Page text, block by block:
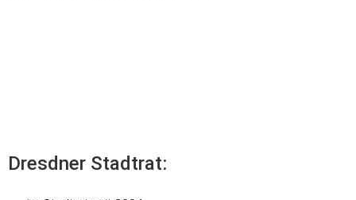
Dresdner Stadtrat: